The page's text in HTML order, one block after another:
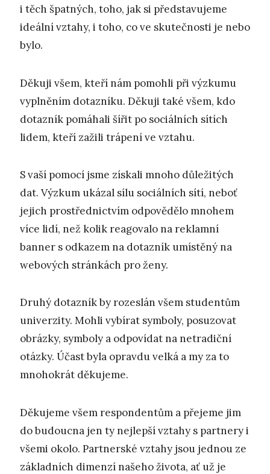
i těch špatných, toho, jak si představujeme
ideální vztahy, i toho, co ve skutečnosti je nebo
bylo.
Děkuji všem, kteří nám pomohli při výzkumu
vyplněním dotazníku. Děkuji také všem, kdo
dotazník pomáhali šířit po sociálních sítích
lidem, kteří zažili trápení ve vztahu.
S vaší pomocí jsme získali mnoho důležitých
dat. Výzkum ukázal sílu sociálních sítí, neboť
jejich prostřednictvím odpovědělo mnohem
více lidí, než kolik reagovalo na reklamní
banner s odkazem na dotazník umístěný na
webových stránkách pro ženy.
Druhý dotazník by rozeslán všem studentům
univerzity. Mohli vybírat symboly, posuzovat
obrázky, symboly a odpovídat na netradiční
otázky. Účast byla opravdu velká a my za to
mnohokrát děkujeme.
Děkujeme všem respondentům a přejeme jim
do budoucna jen ty nejlepší vztahy s partnery i
všemi okolo. Partnerské vztahy jsou jednou ze
základních dimenzí našeho života, ať už je